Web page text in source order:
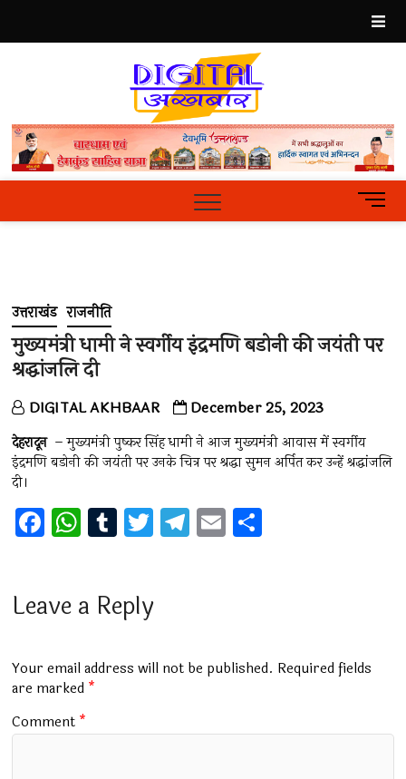
content
Hindi
News
PortalM
e
t
o
उत्तराखंड राजनीति
मुख्यमंत्री धामी ने स्वर्गीय इंद्रमणि बडोनी की जयंती पर
श्रद्धांजलि दी
DIGITAL AKHBAAR December 25, 2023
देहरादून– मुख्यमंत्री पुष्कर सिंह धामी ने आज मुख्यमंत्री आवास में स्वर्गीय
इंद्रमणि बडोनी की जयंती पर उनके चित्र पर श्रद्धा सुमन अर्पित कर उन्हें श्रद्धांजलि
दी।
F
a
b
o
k
W
h
s
p
p
T
u
bl
T
wi
er
T
el
m
E
m
Leave a Reply
Your email address will not be published. Required fields
are marked *
Comment *